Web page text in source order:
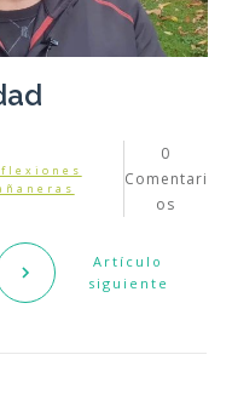
0
Comentari
os
Artículo
siguiente